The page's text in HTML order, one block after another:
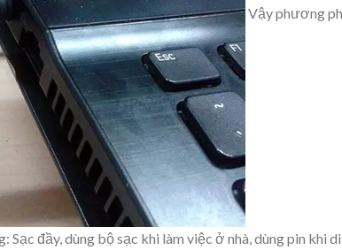
Vậy phương
đầy, dùng bộ sạc khi làm việc ở nhà, dùng pin khi di